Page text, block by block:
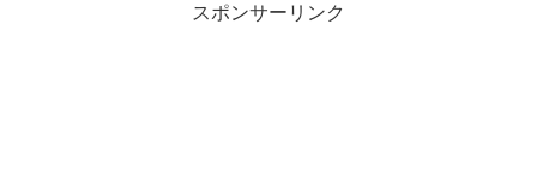
スポンサーリンク